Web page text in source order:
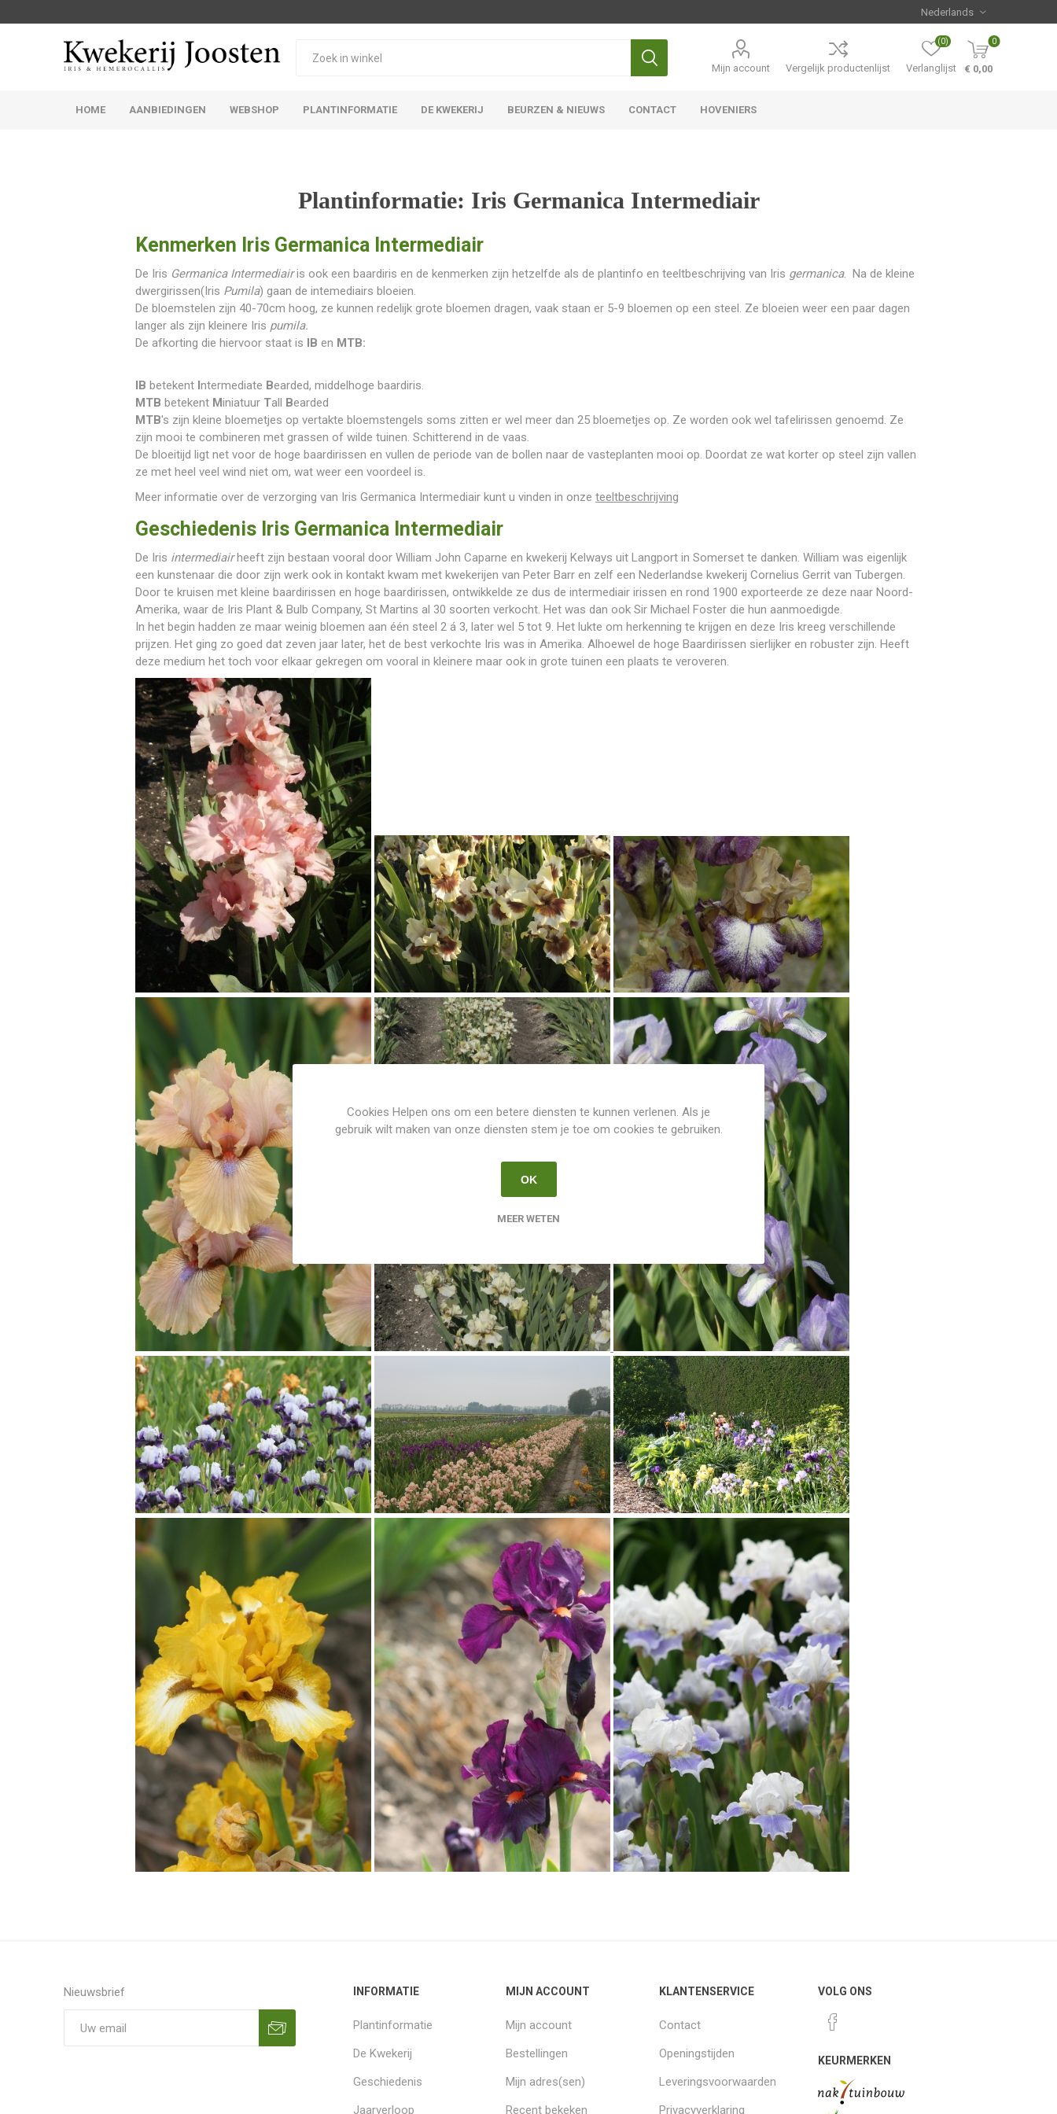
Mijn account Vergelijk productenlijst Verlanglijst
(0) 0
€ 0,00
HOME AANBIEDINGEN WEBSHOP PLANTINFORMATIE DE KWEKERIJ BEURZEN & NIEUWS CONTACT HOVENIERS
Plantinformatie: Iris Germanica Intermediair
Kenmerken Iris Germanica Intermediair
De Iris Germanica Intermediairis ook een baardiris en de kenmerken zijn hetzelfde als de plantinfo en teeltbeschrijving van Iris germanica. Na de kleine
dwergirissen(Iris Pumila) gaan de intemediairs bloeien.
De bloemstelen zijn 40-70cm hoog, ze kunnen redelijk grote bloemen dragen, vaak staan er 5-9 bloemen op een steel. Ze bloeien weer een paar dagen
langer als zijn kleinere Iris pumila.
De afkorting die hiervoor staat is IB en MTB:
IB betekent Intermediate Bearded, middelhoge baardiris.
MTB betekent Miniatuur Tall Bearded
MTB's zijn kleine bloemetjes op vertakte bloemstengels soms zitten er wel meer dan 25 bloemetjes op. Ze worden ook wel tafelirissen genoemd. Ze
zijn mooi te combineren met grassen of wilde tuinen. Schitterend in de vaas.
De bloeitijd ligt net voor de hoge baardirissen en vullen de periode van de bollen naar de vasteplanten mooi op. Doordat ze wat korter op steel zijn vallen
ze met heel veel wind niet om, wat weer een voordeel is.
Meer informatie over de verzorging van Iris Germanica Intermediair kunt u vinden in onze teeltbeschrijving
Geschiedenis Iris Germanica Intermediair
De Iris intermediairheeft zijn bestaan vooral door William John Caparne en kwekerij Kelways uit Langport in Somerset te danken. William was eigenlijk
een kunstenaar die door zijn werk ook in kontakt kwam met kwekerijen van Peter Barr en zelf een Nederlandse kwekerij Cornelius Gerrit van Tubergen.
Door te kruisen met kleine baardirissen en hoge baardirissen, ontwikkelde ze dus de intermediair irissen en rond 1900 exporteerde ze deze naar Noord-
Amerika, waar de Iris Plant & Bulb Company, St Martins al 30 soorten verkocht. Het was dan ook Sir Michael Foster die hun aanmoedigde.
In het begin hadden ze maar weinig bloemen aan één steel 2 á 3, later wel 5 tot 9. Het lukte om herkenning te krijgen en deze Iris kreeg verschillende
prijzen. Het ging zo goed dat zeven jaar later, het de best verkochte Iris was in Amerika. Alhoewel de hoge Baardirissen sierlijker en robuster zijn. Heeft
deze medium het toch voor elkaar gekregen om vooral in kleinere maar ook in grote tuinen een plaats te veroveren.
Nieuwsbrief INFORMATIE
Plantinformatie
De Kwekerij
Geschiedenis
Jaarverloop
MIJN ACCOUNT
Mijn account
Bestellingen
Mijn adres(sen)
Recent bekeken
KLANTENSERVICE
Contact
Openingstijden
Leveringsvoorwaarden
Privacyverklaring
VOLG ONS
KEURMERKEN
Cookies Helpen ons om een betere diensten te kunnen verlenen. Als je
gebruik wilt maken van onze diensten stem je toe om cookies te gebruiken.
OK
MEER WETEN